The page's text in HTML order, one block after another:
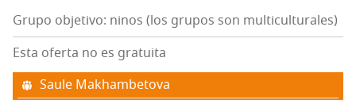
Grupo objetivo: ninos (los grupos son multiculturales)
Esta oferta no es gratuita
Sau­le Makhambetova